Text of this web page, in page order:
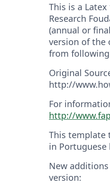
This is a
Research
(annual or
version of the
from
Original
http://
For
http://
This template
in Portuguese
New
version: